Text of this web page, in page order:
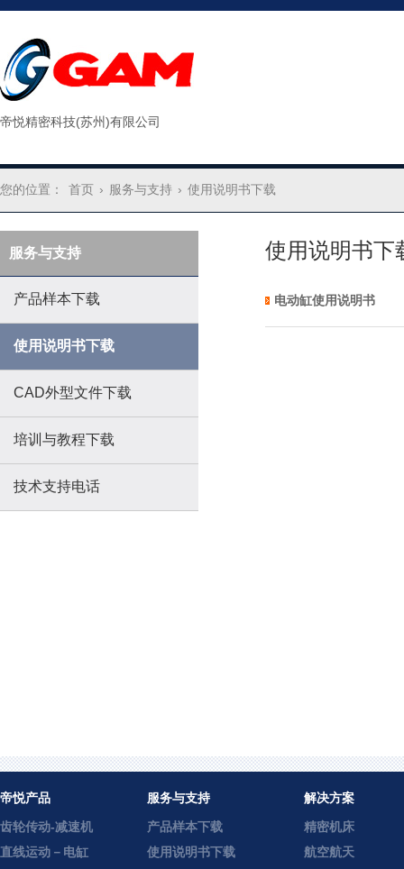
帝悦精密科技(苏州)有限公司
您的位置： 首页 › 服务与支持 › 使用说明书下载
服务与支持
产品样本下载
使用说明书下载
CAD外型文件下载
培训与教程下载
技术支持电话
使用说明书下
电动缸使用说明书
帝悦产品
齿轮传动-减速机
直线运动－电缸
服务与支持
产品样本下载
使用说明书下载
解决方案
精密机床
航空航天